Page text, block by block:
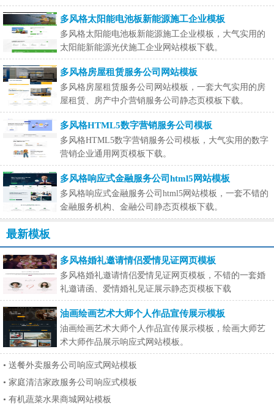
多风格太阳能电池板新能源施工企业模板
多风格太阳能电池板新能源施工企业模板，大气实用的
太阳能新能源光伏施工企业网站模板下载。
多风格房屋租赁服务公司网站模板
多风格房屋租赁服务公司网站模板，一套大气实用的房
屋租赁、房产中介营销服务公司静态页模板下载。
多风格HTML5数字营销服务公司模板
多风格HTML5数字营销服务公司模板，大气实用的数字
营销企业通用网页模板下载。
多风格响应式金融服务公司html5网站模板
多风格响应式金融服务公司html5网站模板，一套不错的
金融服务机构、金融公司静态页模板下载。
最新模板
多风格婚礼邀请情侣爱情见证网页模板
多风格婚礼邀请情侣爱情见证网页模板，不错的一套婚
礼邀请函、爱情婚礼见证展示静态页模板下载
油画绘画艺术大师个人作品宣传展示模板
油画绘画艺术大师个人作品宣传展示模板，绘画大师艺
术大师作品展示响应式网站模板。
• 送餐外卖服务公司响应式网站模板
• 家庭清洁家政服务公司响应式模板
• 有机蔬菜水果商城网站模板